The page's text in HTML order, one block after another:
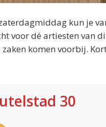
kun je
voor dé artiesten van
komen voorbij.
30